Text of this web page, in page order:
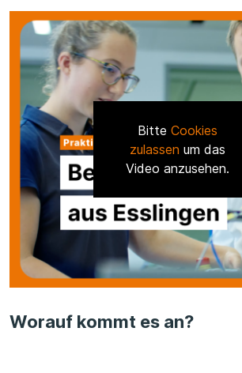
Bitte Cookies
zulassen um das
Video anzusehen.
Worauf kommt es an?